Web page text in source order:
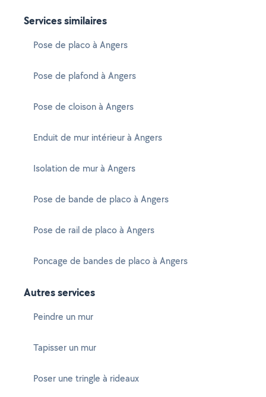
Services similaires
Pose de placo à Angers
Pose de plafond à Angers
Pose de cloison à Angers
Enduit de mur intérieur à Angers
Isolation de mur à Angers
Pose de bande de placo à Angers
Pose de rail de placo à Angers
Poncage de bandes de placo à Angers
Autres services
Peindre un mur
Tapisser un mur
Poser une tringle à rideaux